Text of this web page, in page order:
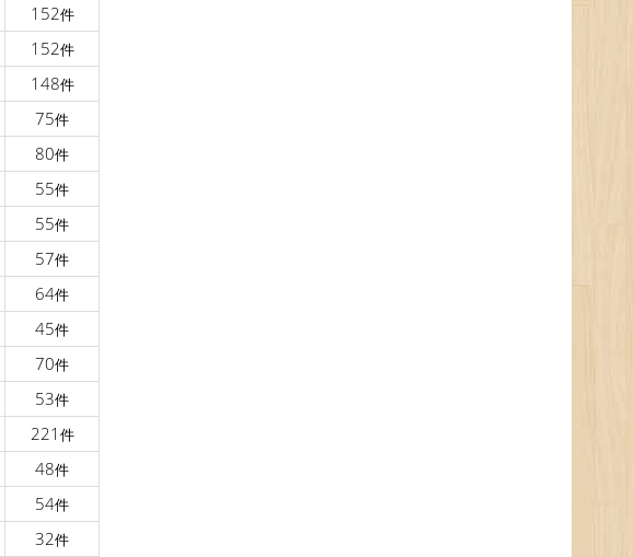
152件
152件
148件
75件
80件
55件
55件
57件
64件
45件
70件
53件
221 件
48件
54件
32件